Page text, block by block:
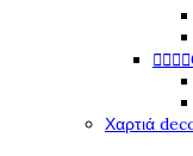

Χαρτιά